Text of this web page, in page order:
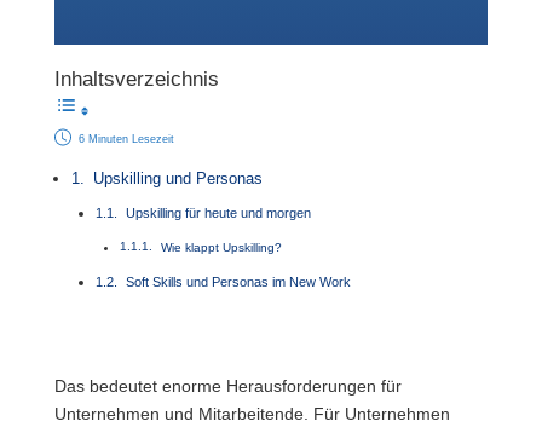
Inhaltsverzeichnis
6 Minuten Lesezeit
Upskilling und Personas
Upskilling für heute und morgen
Wie klappt Upskilling?
Soft Skills und Personas im New Work
Das bedeutet enorme Herausforderungen für
Unternehmen und Mitarbeitende. Für Unternehmen